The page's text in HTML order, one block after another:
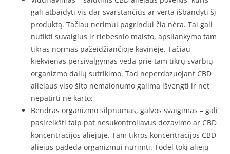
gali atbaidyti vis dar svarstančius ar verta išbandyti šį
produktą. Tačiau nerimui pagrindui čia nėra. Tai gali
nutikti suvalgius ir riebesnio maisto, apsilankymo tam
tikras normas pažeidžiančioje kavinėje. Tačiau
kiekvienas persivalgymas veda prie tam tikrų svarbių
organizmo dalių sutrikimo. Tad neperdozuojant CBD
aliejaus viso šito nemalonumo galima išvengti ir net
nepatirti nė karto;
Bendras organizmo silpnumas, galvos svaigimas – gali
pasireikšti taip pat nesukontroliavus dozavimo ar CBD
koncentracijos aliejuje. Tam tikros koncentracijos CBD
aliejus padeda organizmui nurimti. Todėl tokį aliejų